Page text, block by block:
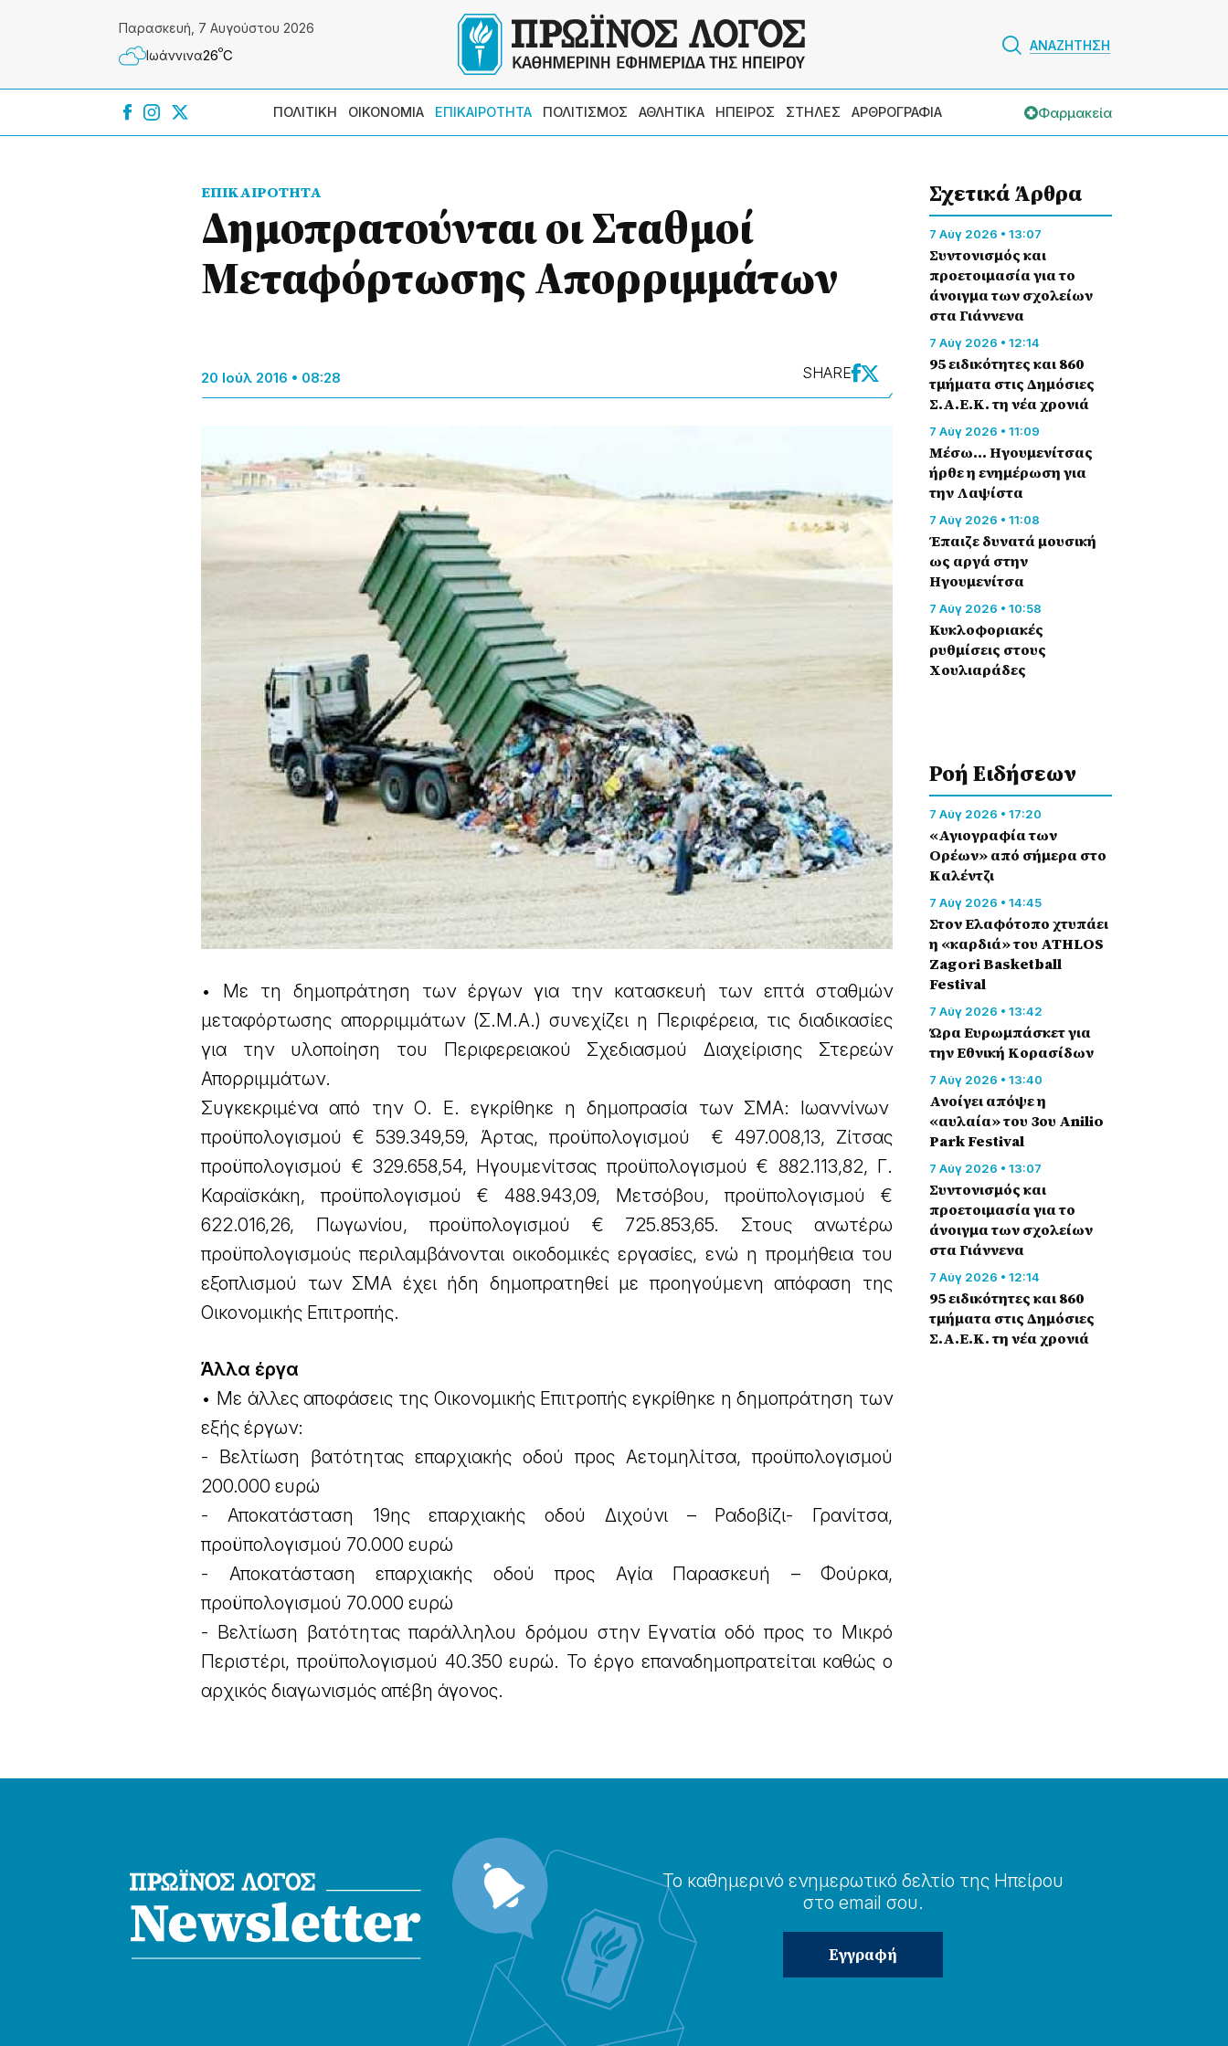
Παρασκευή, 7 Αυγούστου 2026
Ιωάννɩνα26ºC
ΑΝΑΖΗΤΗΣΗ
ΠΟΛΙΤΙΚΗ ΟΙΚΟΝΟΜΙΑ ΕΠΙΚΑΙΡΟΤΗΤΑ ΠΟΛΙΤΙΣΜΟΣ ΑΘΛΗΤΙΚΑ ΗΠΕΙΡΟΣ ΣΤΗΛΕΣ ΑΡΘΡΟΓΡΑΦΙΑ Φαρμακεία
ΕΠΙΚΑΙΡΟΤΗΤΑ
Δημοπρατούνται οι Σταθμοί
Μεταφόρτωσης Απορριμμάτων
20 Ιούλ 2016 • 08:28 SHARE
• Με τη δημοπράτηση των έργων για την κατασκευή των επτά σταθμών
μεταφόρτωσης απορριμμάτων (Σ.Μ.Α.) συνεχίζει η Περιφέρεια, τις διαδικασίες
για την υλοποίηση του Περιφερειακού Σχεδιασμού Διαχείρισης Στερεών
Απορριμμάτων.
Συγκεκριμένα από την Ο. Ε. εγκρίθηκε η δημοπρασία των ΣΜΑ: Ιωαννίνων
προϋπολογισμού € 539.349,59, Άρτας, προϋπολογισμού € 497.008,13, Ζίτσας
προϋπολογισμού € 329.658,54, Ηγουμενίτσας προϋπολογισμού € 882.113,82, Γ.
Καραϊσκάκη, προϋπολογισμού € 488.943,09, Μετσόβου, προϋπολογισμού €
622.016,26, Πωγωνίου, προϋπολογισμού € 725.853,65. Στους ανωτέρω
προϋπολογισμούς περιλαμβάνονται οικοδομικές εργασίες, ενώ η προμήθεια του
εξοπλισμού των ΣΜΑ έχει ήδη δημοπρατηθεί με προηγούμενη απόφαση της
Οικονομικής Επιτροπής.
Άλλα έργα
• Με άλλες αποφάσεις της Οικονομικής Επιτροπής εγκρίθηκε η δημοπράτηση των
εξής έργων:
- Βελτίωση βατότητας επαρχιακής οδού προς Αετομηλίτσα, προϋπολογισμού
200.000 ευρώ
- Αποκατάσταση 19ης επαρχιακής οδού Διχούνι – Ραδοβίζι- Γρανίτσα,
προϋπολογισμού 70.000 ευρώ
- Αποκατάσταση επαρχιακής οδού προς Αγία Παρασκευή – Φούρκα,
προϋπολογισμού 70.000 ευρώ
- Βελτίωση βατότητας παράλληλου δρόμου στην Εγνατία οδό προς το Μικρό
Περιστέρι, προϋπολογισμού 40.350 ευρώ. Το έργο επαναδημοπρατείται καθώς ο
αρχικός διαγωνισμός απέβη άγονος.
Σχετικά Άρθρα
7 Αύγ 2026 • 13:07
Συντονισμός και
προετοιμασία για το
άνοιγμα των σχολείων
στα Γιάννενα
7 Αύγ 2026 • 12:14
95 ειδικότητες και 860
τμήματα στις Δημόσιες
Σ.Α.Ε.Κ. τη νέα χρονιά
7 Αύγ 2026 • 11:09
Μέσω… Ηγουμενίτσας
ήρθε η ενημέρωση για
την Λαψίστα
7 Αύγ 2026 • 11:08
Έπαιζε δυνατά μουσική
ως αργά στην
Ηγουμενίτσα
7 Αύγ 2026 • 10:58
Κυκλοφοριακές
ρυθμίσεις στους
Χουλιαράδες
Ροή Eιδήσεων
7 Αύγ 2026 • 17:20
«Αγιογραφία των
Ορέων» από σήμερα στο
Καλέντζι
7 Αύγ 2026 • 14:45
Στον Ελαφότοπο χτυπάει
η «καρδιά» του ATHLOS
Zagori Basketball
Festival
7 Αύγ 2026 • 13:42
Ώρα Ευρωμπάσκετ για
την Εθνική Κορασίδων
7 Αύγ 2026 • 13:40
Ανοίγει απόψε η
«αυλαία» του 3ου Anilio
Park Festival
7 Αύγ 2026 • 13:07
Συντονισμός και
προετοιμασία για το
άνοιγμα των σχολείων
στα Γιάννενα
7 Αύγ 2026 • 12:14
95 ειδικότητες και 860
τμήματα στις Δημόσιες
Σ.Α.Ε.Κ. τη νέα χρονιά
Το καθημερɩνό ενημερωτɩκό δελτίο της Ηπείρου
στο email σου.